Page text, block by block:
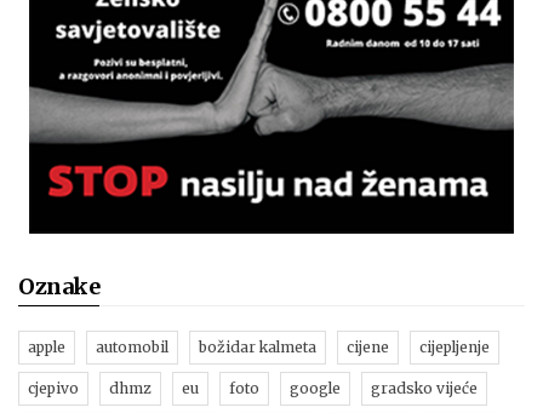
Oznake
apple automobil božidar kalmeta cijene cijepljenje
cjepivo dhmz eu foto google gradsko vijeće